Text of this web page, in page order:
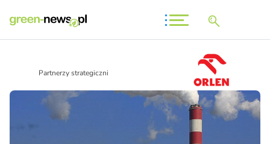
Partnerzy strategiczni